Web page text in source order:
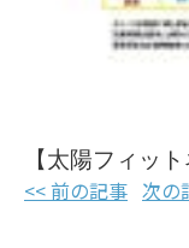
【太陽フィ
<< 前の記事 次の